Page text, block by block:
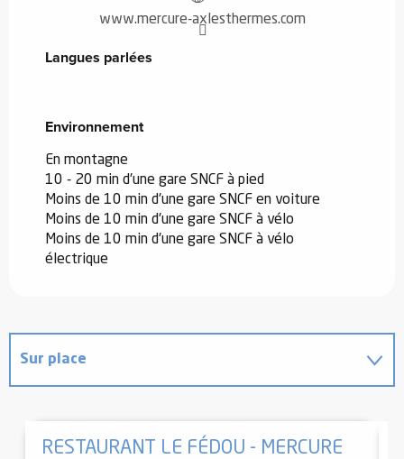
www.mercure-axlesthermes.com
Langues parlées
Langues parlées
Environnement
Environnement
En montagne
10 - 20 min d'une gare SNCF à pied
Moins de 10 min d'une gare SNCF en voiture
Moins de 10 min d'une gare SNCF à vélo
Moins de 10 min d'une gare SNCF à vélo
électrique
Sur place
RESTAURANT LE FÉDOU - MERCURE